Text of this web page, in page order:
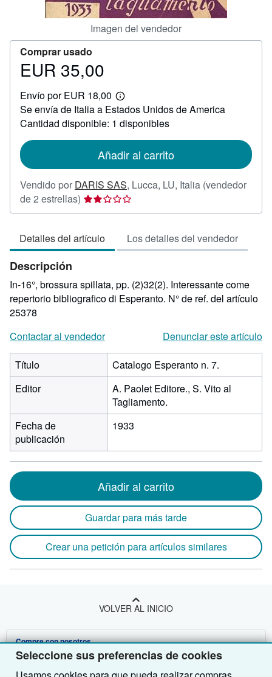
Seleccione sus preferencias de cookies
Imagen del vendedor
Comprar usado
Precio
35,00
EUR 35,00
Envío por EUR 18,00
Más
información
sobre
las
envío
Se envía de Italia a Estados Unidos de America
Cantidad disponible: 1 disponibles
Añadir al carrito
Vendido por DARIS SAS, Lucca, LU, Italia (vendedor
de 2 estrellas) Calificación
del
2
de
estrellas
Detalles del artículo Los detalles del vendedor
Descripción
In-16°, brossura spillata, pp. (2)32(2). Interessante come
repertorio bibliografico di Esperanto. N° de ref. del artículo
25378
Contactar al vendedor
Denunciar este artículo
Título
Catalogo Esperanto n. 7.
Editor
A. Paolet Editore., S. Vito al
Tagliamento.
Fecha de
publicación
1933
Añadir al carrito
Guardar para más tarde
Crear una petición para artículos similares
VOLVER AL INICIO
Compre con nosotros